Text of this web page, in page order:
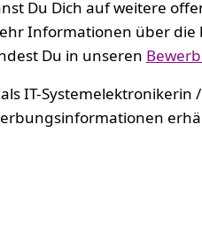
Du Dich auf weitere
Informationen über
Du in unseren
IT-Systemelektronikerin